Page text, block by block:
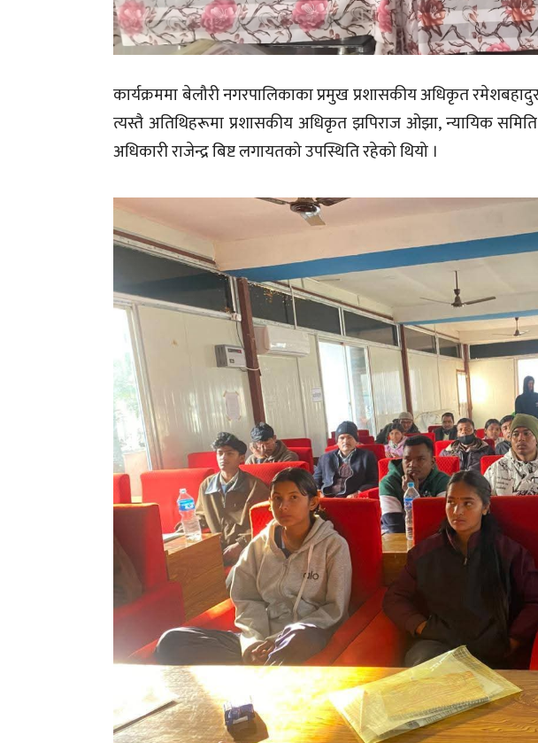
कार्यक्रममा बेलौरी नगरपालिकाका प्रमुख प्रशासकीय अधिकृत
त्यस्तै अतिथिहरूमा प्रशासकीय अधिकृत झपिराज ओझा, न्यायिक
अधिकारी राजेन्द्र बिष्ट लगायतको उपस्थिति रहेको थियो ।